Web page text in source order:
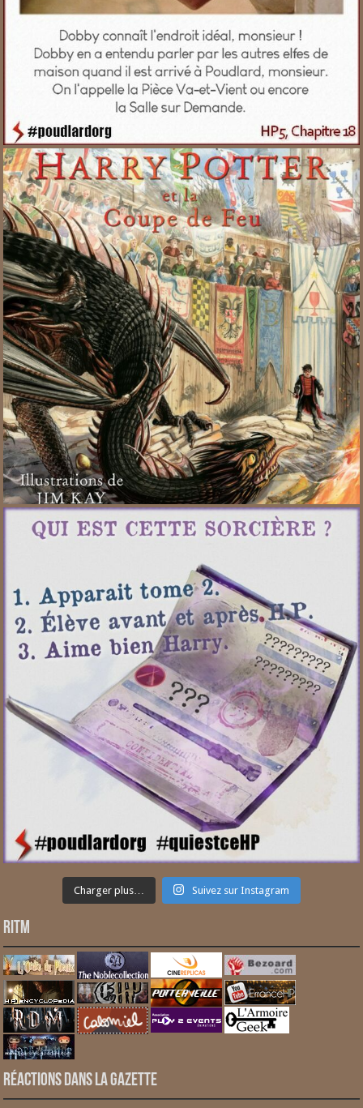
Charger plus… Suivez sur Instagram
RITM
Réactions dans la gazette